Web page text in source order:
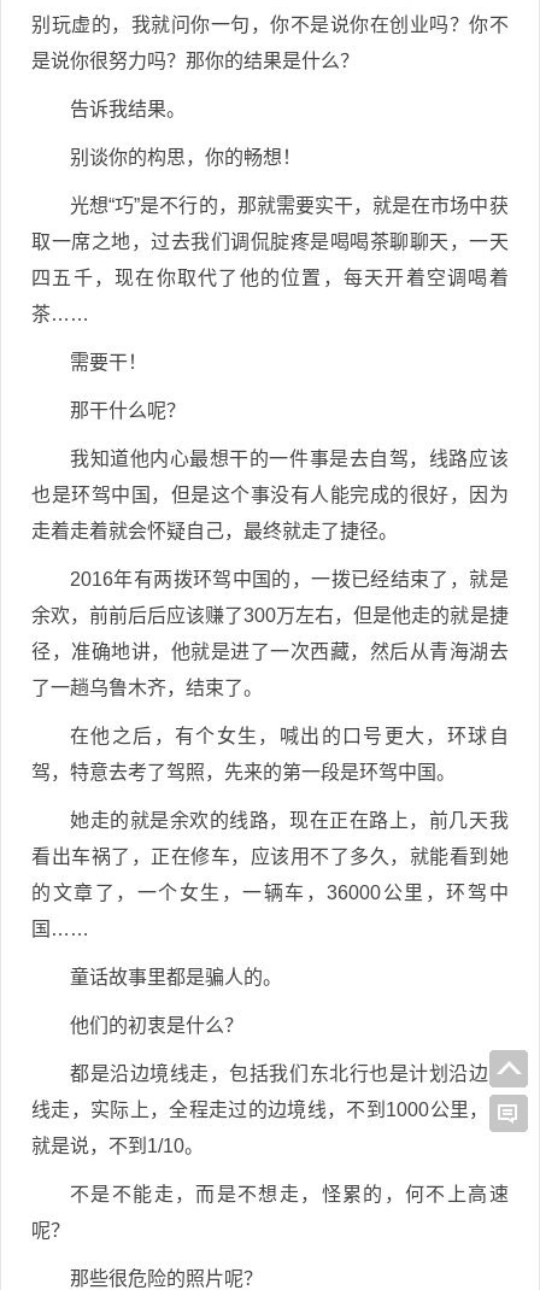
别玩虚的，我就问你一句，你不是说你在创业吗？你不
是说你很努力吗？那你的结果是什么？
告诉我结果。
别谈你的构思，你的畅想！
光想“巧”是不行的，那就需要实干，就是在市场中获
取一席之地，过去我们调侃腚疼是喝喝茶聊聊天，一天
四五千，现在你取代了他的位置，每天开着空调喝着
茶……
需要干！
那干什么呢？
我知道他内心最想干的一件事是去自驾，线路应该
也是环驾中国，但是这个事没有人能完成的很好，因为
走着走着就会怀疑自己，最终就走了捷径。
2016年有两拨环驾中国的，一拨已经结束了，就是
余欢，前前后后应该赚了300万左右，但是他走的就是捷
径，准确地讲，他就是进了一次西藏，然后从青海湖去
了一趟乌鲁木齐，结束了。
在他之后，有个女生，喊出的口号更大，环球自
驾，特意去考了驾照，先来的第一段是环驾中国。
她走的就是余欢的线路，现在正在路上，前几天我
看出车祸了，正在修车，应该用不了多久，就能看到她
的文章了，一个女生，一辆车，36000公里，环驾中
国……
童话故事里都是骗人的。
他们的初衷是什么？
都是沿边境线走，包括我们东北行也是计划沿边境
线走，实际上，全程走过的边境线，不到1000公里，也
就是说，不到1/10。
不是不能走，而是不想走，怪累的，何不上高速
呢？
那些很危险的照片呢？